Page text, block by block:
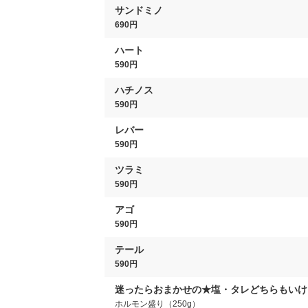
サンドミノ
690円
ハート
590円
ハチノス
590円
レバー
590円
ツラミ
590円
アゴ
590円
テール
590円
迷ったらおまかせの★塩・タレどちらもい
ホルモン盛り（250g）